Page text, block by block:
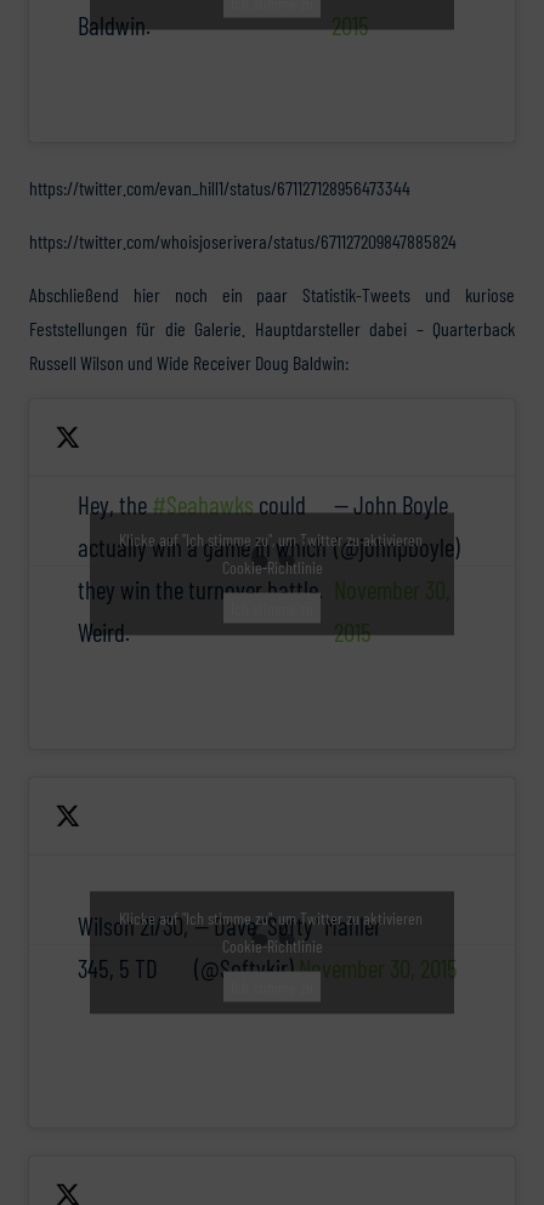
Baldwin.
2015
https://twitter.com/evan_hill1/status/671127128956473344
https://twitter.com/whoisjoserivera/status/671127209847885824
Abschließend hier noch ein paar Statistik-Tweets und kuriose
Feststellungen für die Galerie. Hauptdarsteller dabei – Quarterback
Russell Wilson und Wide Receiver Doug Baldwin:
Hey, the #Seahawks could
actually win a game in which
they win the turnover battle.
Weird.
— John Boyle
(@johnpboyle)
November 30,
2015
Klicke auf "Ich stimme zu", um Twitter zu aktivieren
Cookie-Richtlinie
Wilson 21/30,
345, 5 TD
— Dave “Softy” Mahler
(@Softykjr)November 30, 2015
Klicke auf "Ich stimme zu", um Twitter zu aktivieren
Cookie-Richtlinie